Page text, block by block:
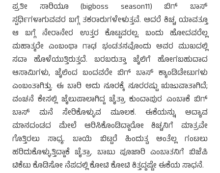
ಪ್ರತೀ ಸಾರಿಯೂ (bigboss season11) ಬಿಗ್ ಬಾಸ್
ಸ್ಪರ್ಧಿಗಳಾಗುವವರ ಬಗ್ಗೆ ತಕರಾರುಗಳೇಳುತ್ತವೆ. ಆದರೆ ಕಿಚ್ಚ ಯಾವತ್ತೂ
ಆ ಬಗ್ಗೆ ನೇರಾನೇರ ಉತ್ತರ ಕೊಟ್ಟವರಲ್ಲ. ಬಂದು ಹೋದವರೆಲ್ಲ
ಮಹಾತ್ಮರೇ ಎಂಬಂಥಾ ಗಾಢ ಭಂಡತನವೊಂದು ಅವರ ಮುಖದಲ್ಲಿ
ಸದಾ ಹೊಳೆಯುತ್ತಿರುತ್ತದೆ. ಬರಬರುತ್ತಾ ಜೈಲಿಗೆ ಹೋಗಬಹುದಾದ
ಆಸಾಮಿಗಳು, ಜೈಲಿಂದ ಬಂದವರೇ ಬಿಗ್ ಬಾಸ್ ಕ್ಯಾಂಡಿಡೇಟುಗಳು
ಎಂಬಂತಾಗಿತ್ತು. ಈ ಬಾರಿ ಅದು ನೂರಕ್ಕೆ ನೂರರಷ್ಟು ಋಜುವಾತಾಗಿದೆ;
ವಂಚನೆ ಕೇಸಲ್ಲಿ ಜೈಲುಪಾಲಾಗಿದ್ದ ಚೈತ್ರಾ ಕುಂದಾಪುರ ಎಂಬಾಕೆ ಬಿಗ್
ಬಾಸ್ ಮನೆ ಸೇರಿಕೊಳ್ಳುವ ಮೂಲಕ. ಈಕೆಯನ್ನು ಅದ್ಯಾವ
ಮಾನದಂಡದ ಮೇಲೆ ಆರಿಸಿಕೊಂಡಿದ್ದಾರೋ ಕಿಚ್ಚನಿಗೆ ಮಾತ್ರವೇ
ಗೊತ್ತಿರಲು ಸಾಧ್ಯ. ಬಾಯಿ ಬಿಟ್ಟರೆ ಹಿಂದುತ್ವ ಅಂತೆಲ್ಲ ಗಂಟಲು
ಹರಿದುಕೊಳ್ಳುತ್ತಿದ್ದಾಕೆ ಚೈತ್ರಾ. ಬಾಬು ಪೂಜಾರಿ ಎಂಬಾತನಿಗೆ ಬಿಜೆಪಿ
ಟಿಕೆಟು ಕೊಡಿಸೋ ನೆಪದಲ್ಲಿ ಕೋಟಿ ಕೋಟಿ ಕಿತ್ತದ್ದಷ್ಟೇ ಈಕೆಯ ಸಾಧನೆ.